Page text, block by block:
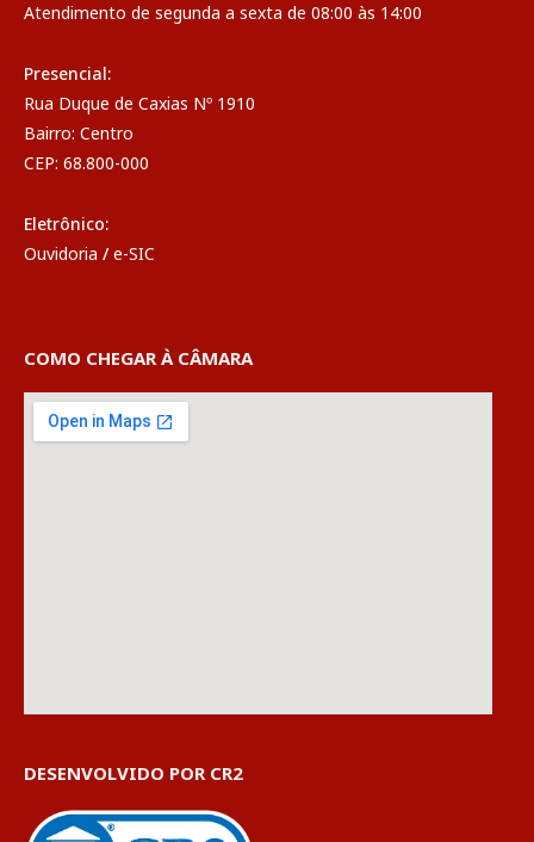
Atendimento de segunda a sexta de 08:00 às 14:00
Presencial:
Rua Duque de Caxias Nº 1910
Bairro: Centro
CEP: 68.800-000
Eletrônico:
Ouvidoria / e-SIC
COMO CHEGAR À CÂMARA
DESENVOLVIDO POR CR2